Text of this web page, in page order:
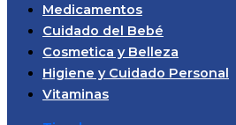
Medicamentos
Cuidado del Bebé
Cosmetica y Belleza
Higiene y Cuidado Personal
Vitaminas